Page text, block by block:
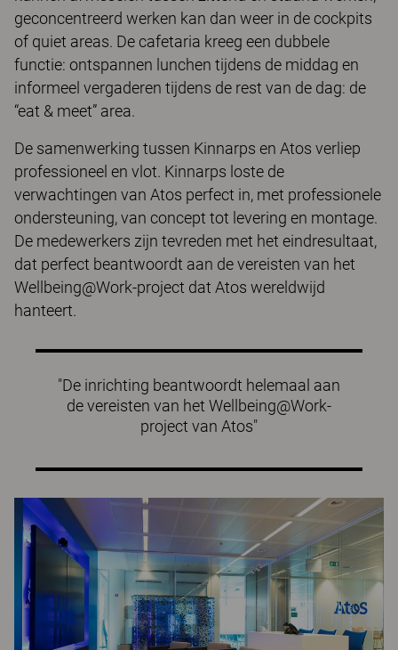
geconcentreerd werken kan dan weer in de cockpits
of quiet areas. De cafetaria kreeg een dubbele
functie: ontspannen lunchen tijdens de middag en
informeel vergaderen tijdens de rest van de dag: de
“eat & meet” area.
De samenwerking tussen Kinnarps en Atos verliep
professioneel en vlot. Kinnarps loste de
verwachtingen van Atos perfect in, met professionele
ondersteuning, van concept tot levering en montage.
De medewerkers zijn tevreden met het eindresultaat,
dat perfect beantwoordt aan de vereisten van het
Wellbeing@Work-project dat Atos wereldwijd
hanteert.
"De inrichting beantwoordt helemaal aan
de vereisten van het Wellbeing@Work-
project van Atos"